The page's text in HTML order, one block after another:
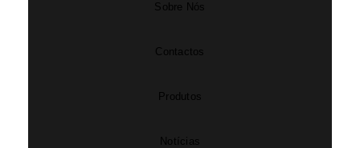
Sobre Nós
Contactos
Produtos
Notícias